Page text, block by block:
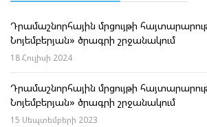
Դրամաշնորհային մրցույթի
Նոյեմբերյան» ծրագրի շրջանակում
18 Հուլիսի 2024
Դրամաշնորհային մրցույթի
Նոյեմբերյան» ծրագրի շրջանակում
15 Սեպտեմբերի 2023